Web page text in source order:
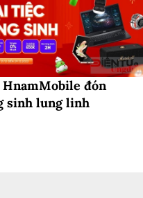
HnamMobile đón
sinh lung linh